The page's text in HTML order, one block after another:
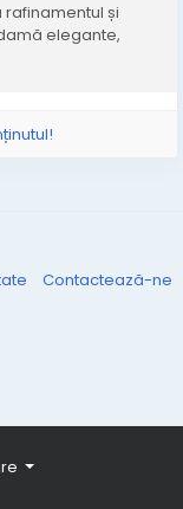
și
elegante,
Contactează-ne